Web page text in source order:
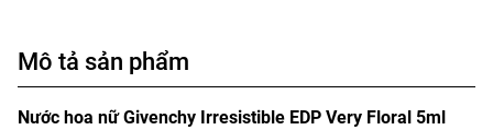
Mô tả sản phẩm
Nước hoa nữ Givenchy Irresistible EDP Very Floral 5ml